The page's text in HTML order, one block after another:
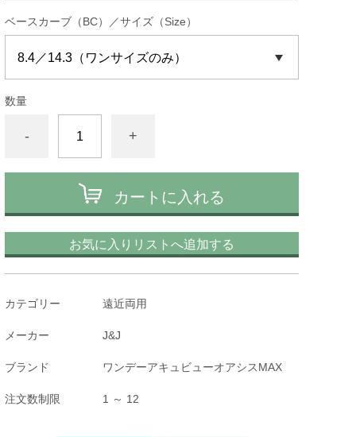
ベースカーブ（BC）／サイズ（Size）
数量
- +
カートに入れる
お気に入りリストへ追加する
カテゴリー 遠近両用
メーカー J&J
ブランド ワンデーアキュビューオアシスMAX
注文数制限 1 ～ 12